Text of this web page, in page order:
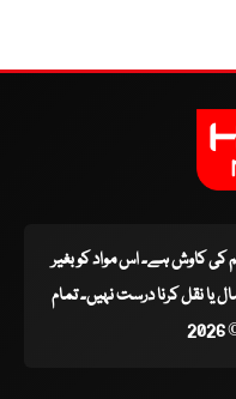
ٹیم کی کاوش ہے۔ اس مواد کو بغیر
نقل کرنا درست نہیں۔ تمام